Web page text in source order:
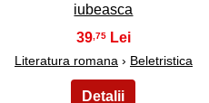
iubeasca
39,75
Literatura romana › Beletristica